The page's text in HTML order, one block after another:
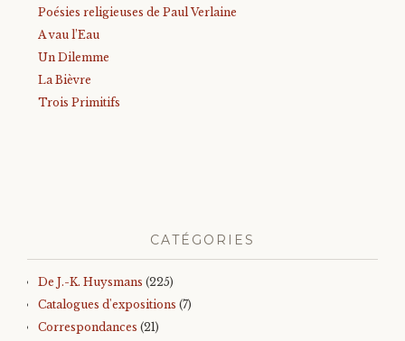
Poésies religieuses de Paul Verlaine
A vau l’Eau
Un Dilemme
La Bièvre
Trois Primitifs
CATÉGORIES
De J.-K. Huysmans (225)
Catalogues d'expositions (7)
Correspondances (21)